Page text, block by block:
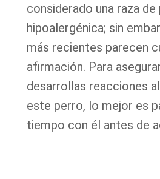
considerado una raza de
hipoalergénica; sin
más recientes parecen
afirmación. Para
desarrollas reacciones
este perro, lo mejor es
tiempo con él antes de